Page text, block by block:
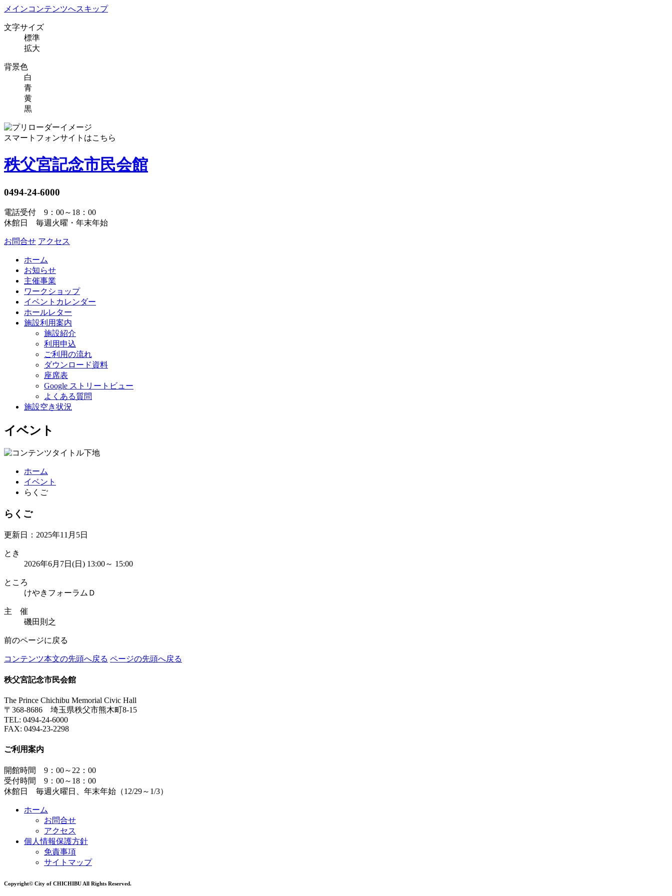
メインコンテンツへスキップ
文字サイズ
標準
拡大
背景色
白
青
黄
黒
スマートフォンサイトはこちら
秩父宮記念市民会館
0494-24-6000
電話受付 9：00～18：00
休館日 毎週火曜・年末年始
お問合せ アクセス
ホーム
お知らせ
主催事業
ワークショップ
イベントカレンダー
ホールレター
施設利用案内
施設紹介
利用申込
ご利用の流れ
ダウンロード資料
座席表
Google ストリートビュー
よくある質問
施設空き状況
イベント
ホーム
イベント
らくご
らくご
更新日：2025年11月5日
とき
2026年6月7日(日) 13:00～ 15:00
ところ
けやきフォーラムＤ
主 催
磯田則之
前のページに戻る
コンテンツ本文の先頭へ戻る ページの先頭へ戻る
秩父宮記念市民会館
The Prince Chichibu Memorial Civic Hall
〒368-8686 埼玉県秩父市熊木町8-15
TEL: 0494-24-6000
FAX: 0494-23-2298
ご利用案内
開館時間 9：00～22：00
受付時間 9：00～18：00
休館日 毎週火曜日、年末年始（12/29～1/3）
ホーム
お問合せ
アクセス
個人情報保護方針
免責事項
サイトマップ
Copyright© City of CHICHIBU All Rights Reserved.